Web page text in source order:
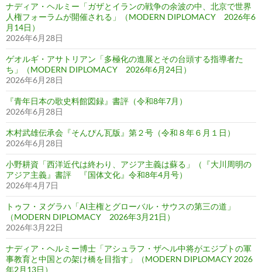
ナディア・ヘルミー「ガザとイランの戦争の余波の中、北京で世界
人権フォーラムが開催される」（MODERN DIPLOMACY 2026年6
月14日）
2026年6月28日
ゲオルギ・アサトリアン「多極化の進展とその台頭する指導者た
ち」（MODERN DIPLOMACY 2026年6月24日）
2026年6月28日
『青年日本の歌史料館図録』書評（令和8年7月）
2026年6月28日
木村武雄伝承会『そんぴん瓦版』第２号（令和８年６月１日）
2026年6月28日
小野耕資「西洋近代は終わり、アジア主義は蘇る」（『大川周明の
アジア主義』書評 『国体文化』令和8年4月号）
2026年4月7日
トゥフ・ヌグラハ「AI主権とグローバル・サウスの第三の道」
（MODERN DIPLOMACY 2026年3月21日）
2026年3月22日
ナディア・ヘルミー博士「アシュラフ・ザヘル中将がエジプトの軍
事教育と中国との架け橋を目指す」（MODERN DIPLOMACY 2026
年2月13日）